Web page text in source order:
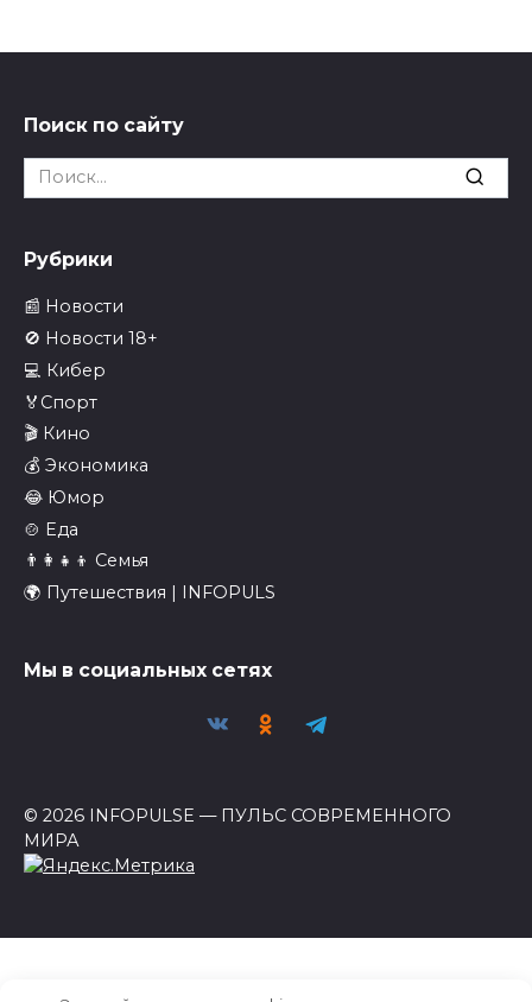
Поиск по сайту
Search
for:
Рубрики
📰 Новости
🚫 Новости 18+
💻 Кибер
🏅Спорт
🎬 Кино
💰 Экономика
😂 Юмор
🍲 Еда
👨‍👩‍👧‍👦 Семья
🌍 Путешествия | INFOPULS
Мы в социальных сетях
© 2026 INFOPULSE — ПУЛЬС СОВРЕМЕННОГО
МИРА